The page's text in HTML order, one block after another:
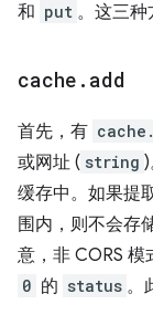
和 put 。这三种
cache . add
首先，有
或网址 ( string
缓存中。如果提
围内，则不会存
意，非 CORS
0 的 status 。